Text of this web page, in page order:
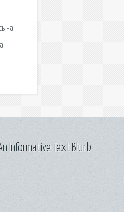
на
Informative Text Blurb